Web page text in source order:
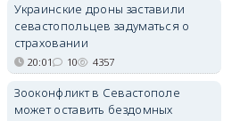
электроснабжение
Губернатор Севастополя
рассказал о перспективах
Украинские дроны заставили
севастопольцев задуматься о
страховании
20:01 10 4357
Зооконфликт в Севастополе
может оставить бездомных